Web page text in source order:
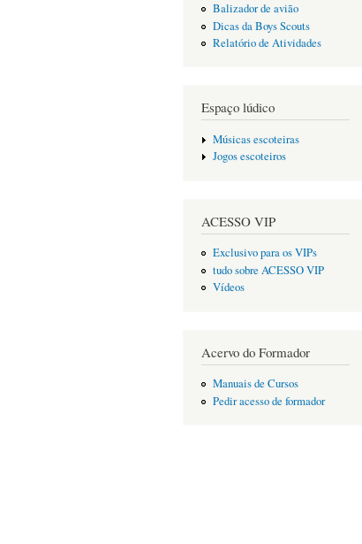
Balizador de avião
Dicas da Boys Scouts
Relatório de Atividades
Espaço lúdico
Músicas escoteiras
Jogos escoteiros
ACESSO VIP
Exclusivo para os VIPs
tudo sobre ACESSO VIP
Vídeos
Acervo do Formador
Manuais de Cursos
Pedir acesso de formador